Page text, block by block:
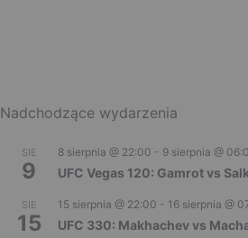
Nadchodzące wydarzenia
SIE
9
8 sierpnia @ 22:00 - 9 sierpnia @
UFC Vegas 120: Gamrot vs
SIE
15
15 sierpnia @ 22:00 - 16 sierpnia @
UFC 330: Makhachev vs